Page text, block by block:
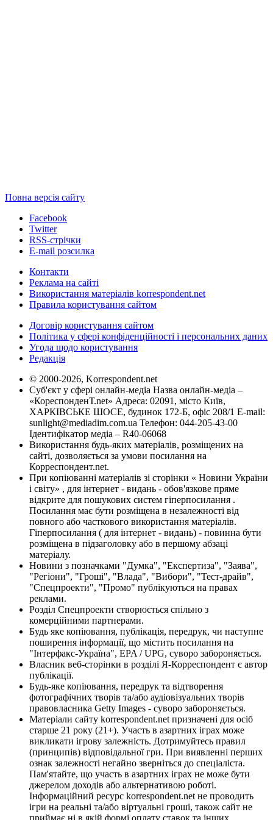
Повна версія сайту
Facebook
Twitter
RSS-стрічки
E-mail розсилка
Контакти
Реклама на сайті
Використання матеріалів korrespondent.net
Правила користування сайтом
Договір користування сайтом
Політика у сфері конфіденційності і персональних даних
Угода щодо користування
Редакція
© 2000-2026, Korrespondent.net
Суб'єкт у сфері онлайн-медіа Назва онлайн-медіа –
«КореспонденТ.net» Адреса: 02091, місто Київ,
ХАРКІВСЬКЕ ШОСЕ, будинок 172-Б, офіс 208/1 E-mail:
sunlight@mediadim.com.ua Телефон: 044-205-43-00
Ідентифікатор медіа – R40-06068
Використання будь-яких матеріалів, розміщених на
сайті, дозволяється за умови посилання на
Корреспондент.net.
При копіюванні матеріалів зі сторінки « Новини України
і світу» , для інтернет - видань - обов'язкове пряме
відкрите для пошукових систем гіперпосилання .
Посилання має бути розміщена в незалежності від
повного або часткового використання матеріалів.
Гіперпосилання ( для інтернет - видань) - повинна бути
розміщена в підзаголовку або в першому абзаці
матеріалу.
Новини з позначками "Думка", "Експертиза", "Заява",
"Регіони", "Гроші", "Влада", "Вибори", "Тест-драйв",
"Спецпроекти", "Промо" публікуються на правах
реклами.
Розділ Спецпроекти створюється спільно з
комерційними партнерами.
Будь яке копіювання, публікація, передрук, чи наступне
поширення інформації, що містить посилання на
"Інтерфакс-Україна", EPA / UPG, суворо забороняється.
Власник веб-сторінки в розділі Я-Корреспондент є автор
публікації.
Будь-яке копіювання, передрук та відтворення
фотографічних творів та/або аудіовізуальних творів
правовласника Getty Images - суворо забороняється.
Матеріали сайту korrespondent.net призначені для осіб
старше 21 року (21+). Участь в азартних іграх може
викликати ігрову залежність. Дотримуйтесь правил
(принципів) відповідальної гри. При виявленні перших
ознак залежності негайно зверніться до спеціаліста.
Пам'ятайте, що участь в азартних іграх не може бути
джерелом доходів або альтернативою роботі.
Інформаційний ресурс korrespondent.net не проводить
ігри на реальні та/або віртуальні гроші, також сайт не